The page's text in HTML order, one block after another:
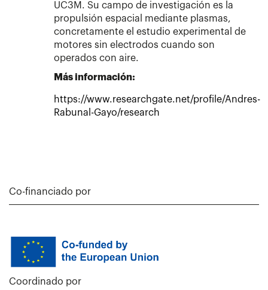
UC3M. Su campo de investigación es la
propulsión espacial mediante plasmas,
concretamente el estudio experimental de
motores sin electrodos cuando son
operados con aire.
Más información:
https://www.researchgate.net/profile/Andres-
Rabunal-Gayo/research
Co-financiado por
Coordinado por